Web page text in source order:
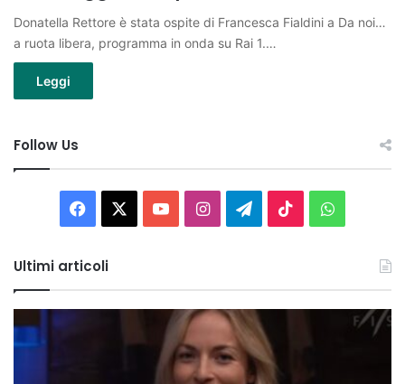
Donatella Rettore è stata ospite di Francesca Fialdini a Da noi…
a ruota libera, programma in onda su Rai 1.…
Leggi
Follow Us
Facebook You InstagramTelegram
TikTok
Ultimi articoli